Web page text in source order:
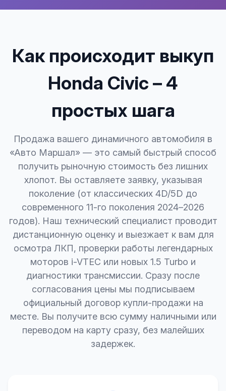
Как происходит выкуп
Honda Civic – 4
простых шага
Продажа вашего динамичного автомобиля в
«Авто Маршал» — это самый быстрый способ
получить рыночную стоимость без лишних
хлопот. Вы оставляете заявку, указывая
поколение (от классических 4D/5D до
современного 11-го поколения 2024–2026
годов). Наш технический специалист проводит
дистанционную оценку и выезжает к вам для
осмотра ЛКП, проверки работы легендарных
моторов i-VTEC или новых 1.5 Turbo и
диагностики трансмиссии. Сразу после
согласования цены мы подписываем
официальный договор купли-продажи на
месте. Вы получите всю сумму наличными или
переводом на карту сразу, без малейших
задержек.